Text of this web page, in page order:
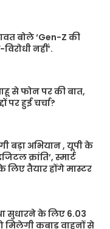
बोले ‘Gen-Z की
नहीं’.
से फोन पर की बात,
पर हुई चर्चा?
बड़ा अभियान , यूपी के
क्रांति’, स्मार्ट
तैयार होंगे मास्टर
सुधारने के लिए 6.03
मिलेगी कबाड़ वाहनों से